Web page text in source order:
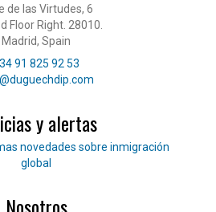
de las Virtudes, 6
Floor Right. 28010.
Madrid, Spain
91 825 92 53
electrónico
y alertas
novedades sobre inmigración
global